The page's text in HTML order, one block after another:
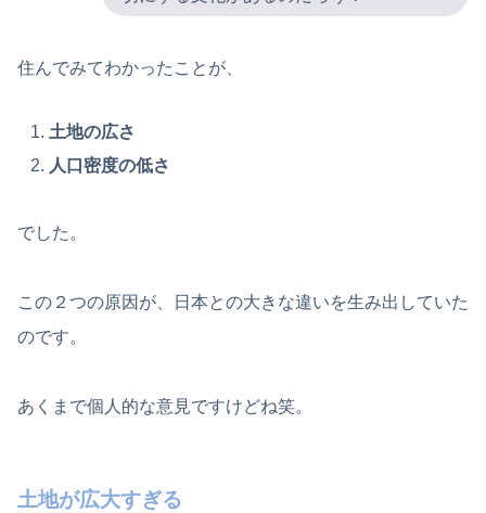
住んでみてわかったことが、
土地の広さ
人口密度の低さ
でした。
この２つの原因が、日本との大きな違いを生み出していた
のです。
あくまで個人的な意見ですけどね笑。
土地が広大すぎる